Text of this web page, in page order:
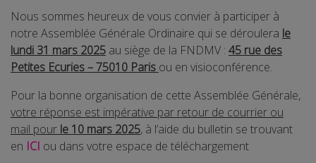
Nous sommes heureux de vous convier à participer à
notre Assemblée Générale Ordinaire qui se déroulera le
lundi 31 mars 2025 au siège de la FNDMV : 45 rue des
Petites Ecuries – 75010 Paris ou en visioconférence.
Pour la bonne organisation de cette Assemblée Générale,
votre réponse est impérative par retour de courrier ou
mail pour le 10 mars 2025, à l’aide du bulletin se trouvant
en ICI ou dans votre espace de téléchargement